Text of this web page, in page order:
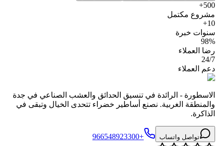
500+
مشروع مكتمل
10+
سنوات خبرة
98%
رضا العملاء
24/7
دعم العملاء
الاسطورة - الرائدة في تنسيق الحدائق والعشب الصناعي في جدة
والمنطقة الغربية. نصنع أساطير خضراء تتحدى الخيال وتبقى في
الذاكرة.
تواصل واتساب
+966548923300